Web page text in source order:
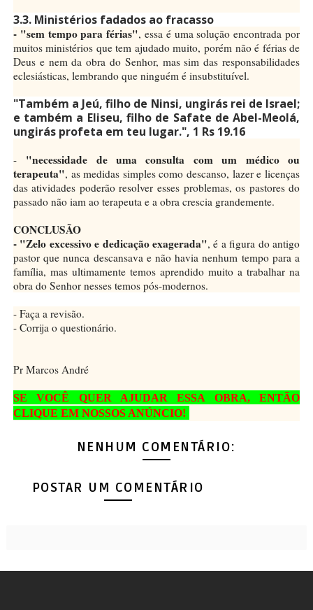
3.3. Ministérios fadados ao fracasso
- "sem tempo para férias", essa é uma solução encontrada por
muitos ministérios que tem ajudado muito, porém não é férias de
Deus e nem da obra do Senhor, mas sim das responsabilidades
eclesiásticas, lembrando que ninguém é insubstituível.
"Também a Jeú, filho de Ninsi, ungirás rei de Israel;
e também a Eliseu, filho de Safate de Abel-Meolá,
ungirás profeta em teu lugar.", 1 Rs 19.16
- "necessidade de uma consulta com um médico ou
terapeuta", as medidas simples como descanso, lazer e licenças
das atividades poderão resolver esses problemas, os pastores do
passado não iam ao terapeuta e a obra crescia grandemente.
CONCLUSÃO
- "Zelo excessivo e dedicação exagerada", é a figura do antigo
pastor que nunca descansava e não havia nenhum tempo para a
família, mas ultimamente temos aprendido muito a trabalhar na
obra do Senhor nesses temos pós-modernos.
- Faça a revisão.
- Corrija o questionário.
Pr Marcos André
SE VOCÊ QUER AJUDAR ESSA OBRA, ENTÃO
CLIQUE EM NOSSOS ANÚNCIO!
NENHUM COMENTÁRIO:
POSTAR UM COMENTÁRIO